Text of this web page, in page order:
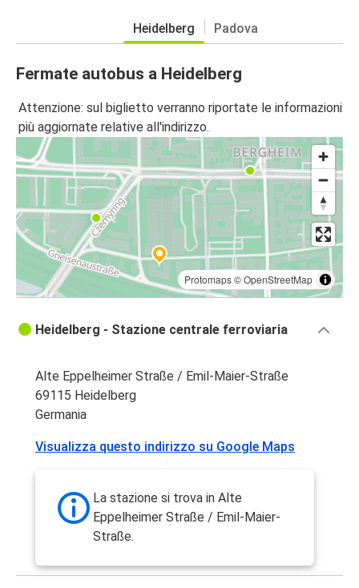
Heidelberg Padova
Fermate autobus a Heidelberg
Attenzione: sul biglietto verranno riportate le informazioni
più aggiornate relative all'indirizzo.
Protomaps©OpenStreetMap
Heidelberg - Stazione centrale ferroviaria
Alte Eppelheimer Straße / Emil-Maier-Straße
69115 Heidelberg
Germania
Visualizza questo indirizzo su Google Maps
La stazione si trova in Alte
Eppelheimer Straße / Emil-Maier-
Straße.